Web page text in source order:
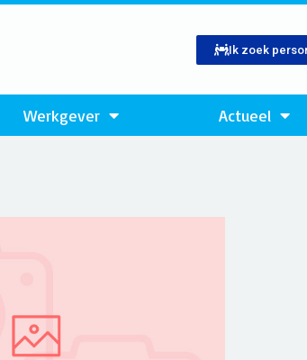
Ik zoek
Werkgever Actueel